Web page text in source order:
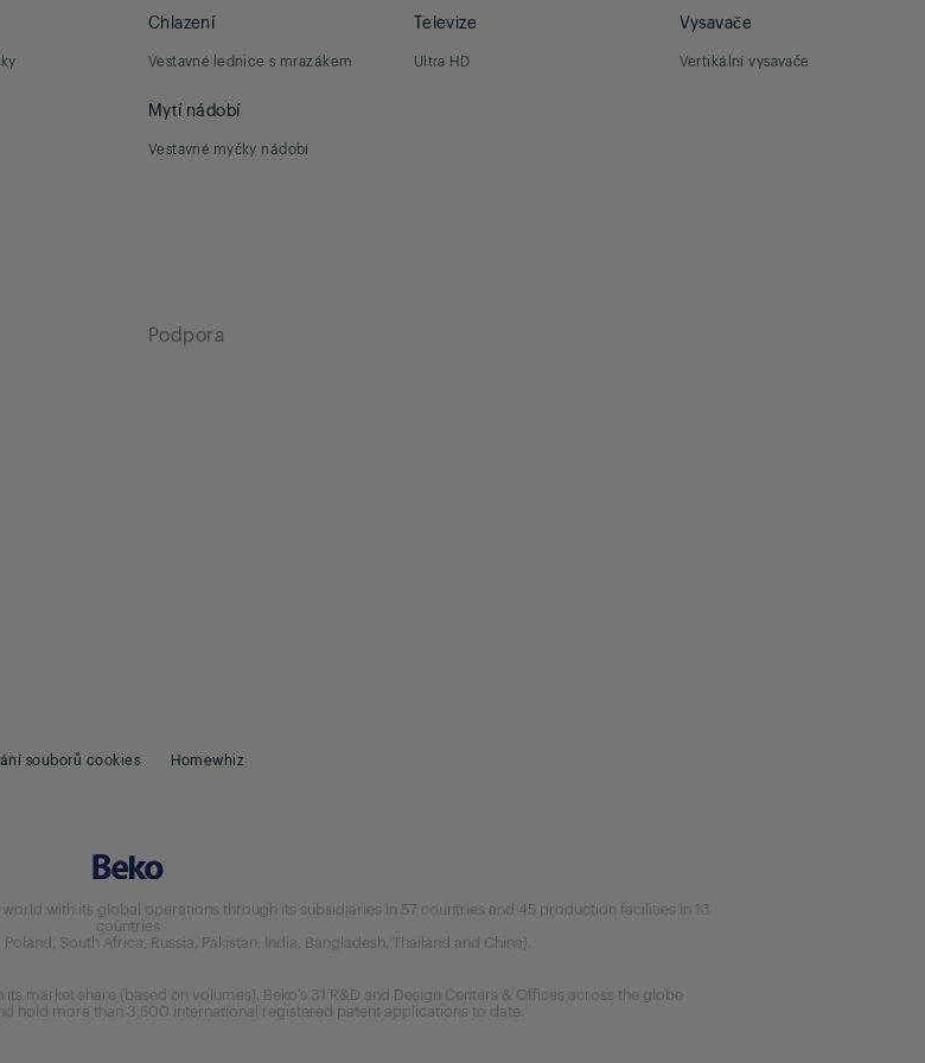
Chlazení
Vestavné lednice s mrazákem
Mytí nádobí
Vestavné myčky nádobí
Televize
Ultra HD
Vysavače
Vertikální vysavače
Podpora
souborů cookies Homewhiz
with its global operations through its subsidiaries in 57 countries and 45 production facilities in 13
countries
South Africa, Russia, Pakistan, India, Bangladesh, Thailand and China).
market share (based on volumes). Beko’s 31 R&D and Design Centers & Offices across the globe
hold more than 3,500 international registered patent applications to date.